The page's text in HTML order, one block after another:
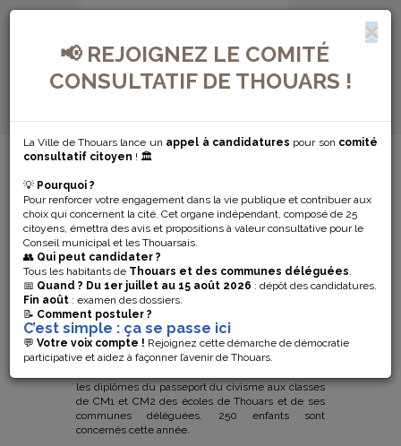
📢 REJOIGNEZ LE COMITÉ
CONSULTATIF DE THOUARS !
La Ville de Thouars lance un appel à candidatures pour son comité
consultatif citoyen ! 🏛️
💡 Pourquoi ?
Pour renforcer votre engagement dans la vie publique et contribuer aux
choix qui concernent la cité. Cet organe indépendant, composé de 25
citoyens, émettra des avis et propositions à valeur consultative pour le
Conseil municipal et les Thouarsais.
👥 Qui peut candidater ?
Tous les habitants de Thouars et des communes déléguées.
📅 Quand ? Du 1er juillet au 15 août 2026 : dépôt des candidatures.
Fin août : examen des dossiers.
📝 Comment postuler ?
C’est simple : ça se passe ici
💬 Votre voix compte ! Rejoignez cette démarche de démocratie
participative et aidez à façonner l’avenir de Thouars.
MENU DE NAVIGATION...
REMISE DES
DIPLÔMES DU
PASSEPORT DU
CIVISME
Depuis le 23 juin dernier, le Maire de Thouars,
les diplômes du passeport du civisme aux classes
de CM1 et CM2 des écoles de Thouars et de ses
communes déléguées. 250 enfants sont
concernés cette année.